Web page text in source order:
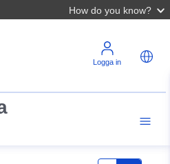
How do you know?
Logga in